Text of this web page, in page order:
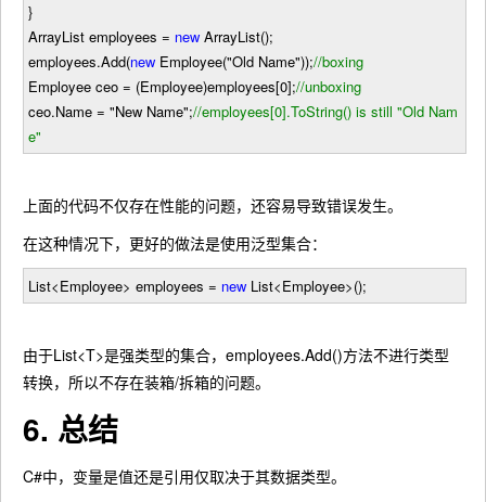
}
ArrayList employees = new ArrayList();
employees.Add(new Employee("Old Name"));//boxing
Employee ceo = (Employee)employees[0];//unboxing
ceo.Name = "New Name";//employees[0].ToString() is still "Old Nam
e"
上面的代码不仅存在性能的问题，还容易导致错误发生。
在这种情况下，更好的做法是使用泛型集合：
List<Employee> employees = new List<Employee>();
由于List<T>是强类型的集合，employees.Add()方法不进行类型
转换，所以不存在装箱/拆箱的问题。
6. 总结
C#中，变量是值还是引用仅取决于其数据类型。